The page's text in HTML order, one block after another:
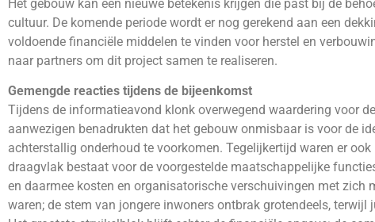
Het gebouw kan een nieuwe betekenis krijgen die past bij de
cultuur. De komende periode wordt er nog gerekend aan een
voldoende financiële middelen te vinden voor herstel en
naar partners om dit project samen te realiseren.
Gemengde reacties tijdens de bijeenkomst
Tijdens de informatieavond klonk overwegend waardering voor
aanwezigen benadrukten dat het gebouw onmisbaar is voor de
achterstallig onderhoud te voorkomen. Tegelijkertijd waren er
draagvlak bestaat voor de voorgestelde maatschappelijke
en daarmee kosten en organisatorische verschuivingen met zich
waren; de stem van jongere inwoners ontbrak grotendeels,